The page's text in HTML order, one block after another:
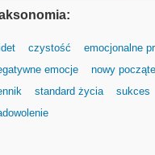
czystość emocjonalne
emocje
nowy
standard życia sukces